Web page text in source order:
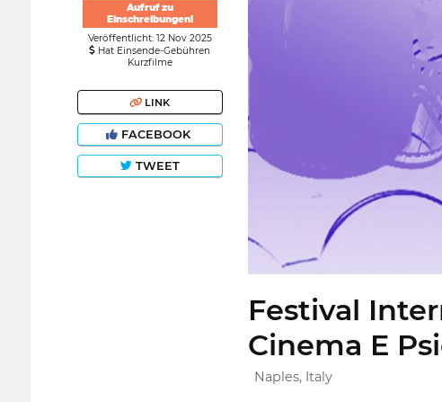
Aufruf zu
Einschreibungen!
Veröffentlicht: 12 Nov 2025
Hat Einsende-Gebühren
Kurzfilme
LINK
FACEBOOK
TWEET
Festival
Cinema E
Naples, Italy